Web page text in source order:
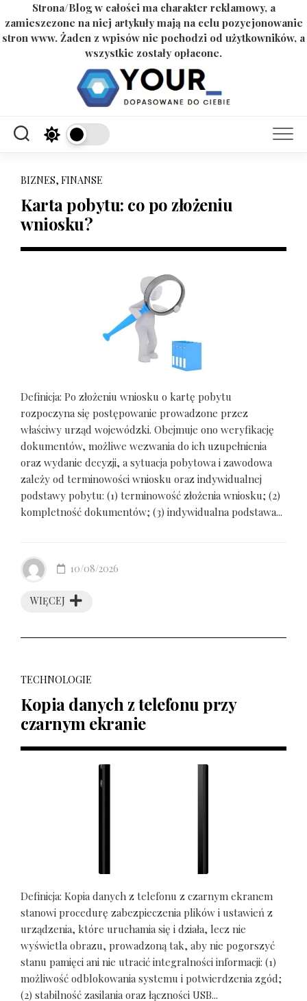
Strona/Blog w całości ma charakter reklamowy, a
zamieszczone na niej artykuły mają na celu pozycjonowanie
stron www. Żaden z wpisów nie pochodzi od użytkowników, a
wszystkie zostały opłacone.
BIZNES, FINANSE
Karta pobytu: co po złożeniu
wniosku?
Definicja: Po złożeniu wniosku o kartę pobytu
rozpoczyna się postępowanie prowadzone przez
właściwy urząd wojewódzki. Obejmuje ono weryfikację
dokumentów, możliwe wezwania do ich uzupełnienia
oraz wydanie decyzji, a sytuacja pobytowa i zawodowa
zależy od terminowości wniosku oraz indywidualnej
podstawy pobytu: (1) terminowość złożenia wniosku; (2)
kompletność dokumentów; (3) indywidualna podstawa...
WIĘCEJ
10/08/2026
TECHNOLOGIE
Kopia danych z telefonu przy
czarnym ekranie
Definicja: Kopia danych z telefonu z czarnym ekranem
stanowi procedurę zabezpieczenia plików i ustawień z
urządzenia, które uruchamia się i działa, lecz nie
wyświetla obrazu, prowadzoną tak, aby nie pogorszyć
stanu pamięci ani nie utracić integralności informacji: (1)
możliwość odblokowania systemu i potwierdzenia zgód;
(2) stabilność zasilania oraz łączności USB...